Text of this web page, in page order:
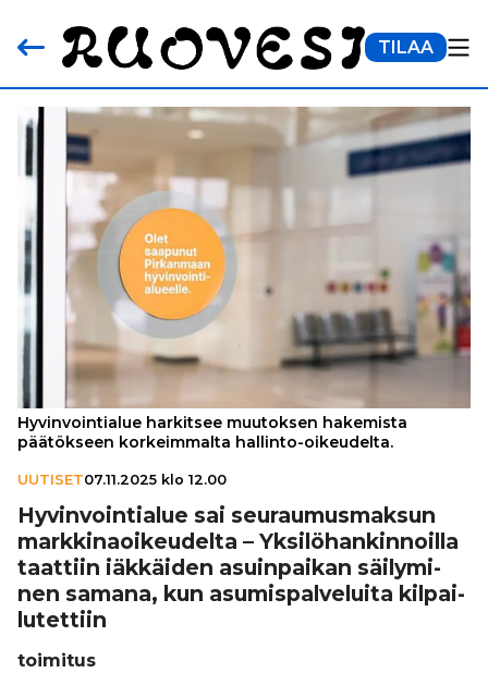
TILAA
Hyvinvointialue harkitsee muutoksen hakemista
päätökseen korkeimmalta hallinto-oikeudelta.
UUTISET07.11.2025 klo 12.00
Hyvin­voin­ti­a­lue sai seu­rau­mus­mak­sun
mark­ki­na­oi­keu­delta – Yksi­lö­han­kin­noilla
taattiin iäkkäiden asuin­pai­kan säi­ly­mi­
nen samana, kun asu­mis­pal­ve­luita kil­pai­
lu­tet­tiin
toimitus